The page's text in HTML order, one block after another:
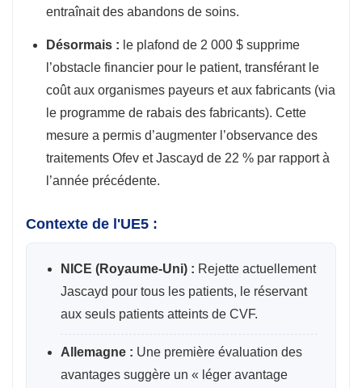
entraînait des abandons de soins.
Désormais : le plafond de 2 000 $ supprime
l’obstacle financier pour le patient, transférant le
coût aux organismes payeurs et aux fabricants (via
le programme de rabais des fabricants). Cette
mesure a permis d’augmenter l’observance des
traitements Ofev et Jascayd de 22 % par rapport à
l’année précédente.
Contexte de l'UE5 :
NICE (Royaume-Uni) : Rejette actuellement
Jascayd pour tous les patients, le réservant
aux seuls patients atteints de CVF.
Allemagne : Une première évaluation des
avantages suggère un « léger avantage